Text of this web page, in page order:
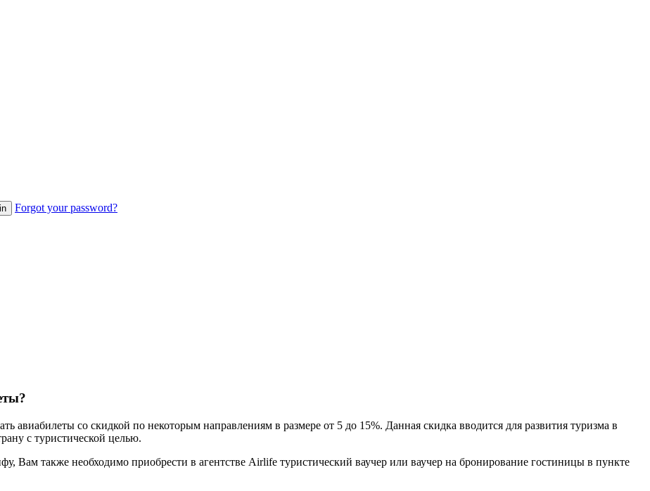
Forgot your password?
авиабилеты со скидкой по некоторым направлениям в размере от 5 до 15%. Данная скидка вводится для развития туризма в
с туристической целью.
Вам также необходимо приобрести в агентстве Airlife туристический ваучер или ваучер на бронирование гостиницы в пункте